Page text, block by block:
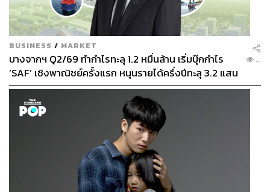
BUSINESS / MARKET
บางจากฯ Q2/69 ทำกำไรทะลุ 1.2 หมื่นล้าน เริ่มบุ๊กกำไร
‘SAF’ เชิงพาณิชย์ครั้งแรก หนุนรายได้ครึ่งปีทะลุ 3.2 แสน
ล้าน
...